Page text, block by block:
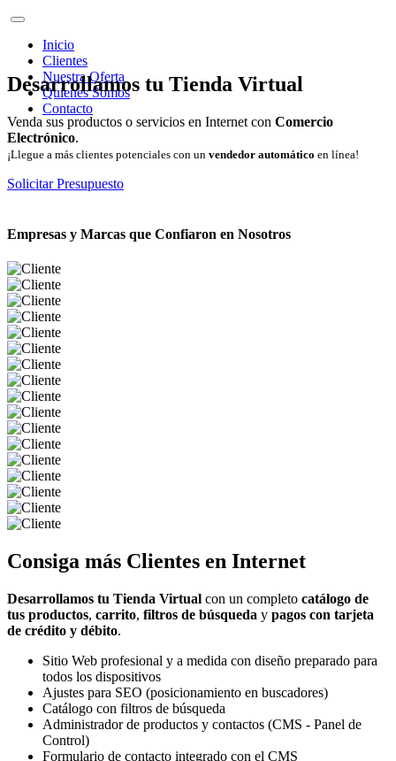
Inicio
Clientes
Nuestra Oferta
Quienes Somos
Contacto
Desarrollamos tu Tienda Virtual
Venda sus productos o servicios en Internet con Comercio
Electrónico.
¡Llegue a más clientes potenciales con un vendedor automático en línea!
Solicitar Presupuesto
Empresas y Marcas que Confiaron en Nosotros
Consiga más Clientes en Internet
Desarrollamos tu Tienda Virtual con un completo catálogo de
tus productos, carrito, filtros de búsqueda y pagos con tarjeta
de crédito y débito.
Sitio Web profesional y a medida con diseño preparado para
todos los dispositivos
Ajustes para SEO (posicionamiento en buscadores)
Catálogo con filtros de búsqueda
Administrador de productos y contactos (CMS - Panel de
Control)
Formulario de contacto integrado con el CMS